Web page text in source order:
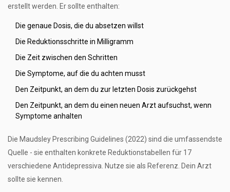
erstellt werden. Er sollte enthalten:
Die genaue Dosis, die du absetzen willst
Die Reduktionsschritte in Milligramm
Die Zeit zwischen den Schritten
Die Symptome, auf die du achten musst
Den Zeitpunkt, an dem du zur letzten Dosis zurückgehst
Den Zeitpunkt, an dem du einen neuen Arzt aufsuchst, wenn
Symptome anhalten
Die Maudsley Prescribing Guidelines (2022) sind die umfassendste
Quelle - sie enthalten konkrete Reduktionstabellen für 17
verschiedene Antidepressiva. Nutze sie als Referenz. Dein Arzt
sollte sie kennen.